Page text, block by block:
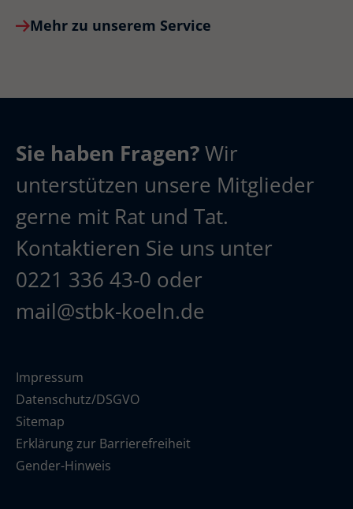
Mehr zu unserem Service
Sie haben Fragen?Wir
unterstützen unsere Mitglieder
gerne mit Rat und Tat.
Kontaktieren Sie uns unter
0221 336 43-0 oder
mail@stbk-koeln.de
Impressum
Datenschutz/DSGVO
Sitemap
Erklärung zur Barrierefreiheit
Gender-Hinweis